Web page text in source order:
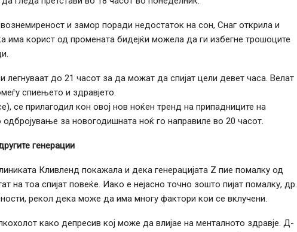
и замор поради недостаток на сон, Снаг открила и
има корист од промената бидејќи можела да ги избегне трошоците
легнуваат до 21 часот за да можат да спијат цели девет часа. Велат
спиењето и здравјето.
се прилагодил кон овој нов ноќен тренд на припадниците на
за новогодишната ноќ го направиле во 20 часот.
генерации
Кливленд покажала и дека генерацијата Z пие помалку од
на тоа спијат повеќе. Иако е нејасно точно зошто пијат помалку, др.
рекол дека може да има многу фактори кои се вклучени.
како депресив кој може да влијае на менталното здравје. Д-